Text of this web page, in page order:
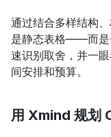
通过结合多样结构
是静态表格——而是
速识别取舍，并一
间安排和预算。
用 Xmind 规划